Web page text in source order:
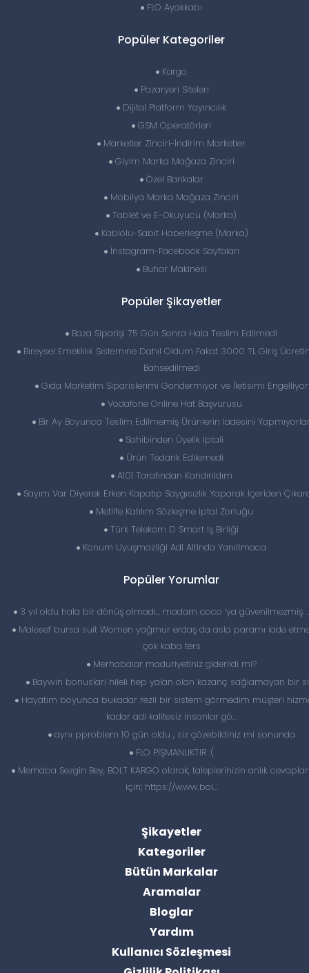
FLO Ayakkabı
Popüler Kategoriler
Kargo
Pazaryeri Siteleri
Dijital Platform Yayıncılık
GSM Operatörleri
Marketler Zinciri-İndirim Marketler
Giyim Marka Mağaza Zinciri
Özel Bankalar
Mobilya Marka Mağaza Zinciri
Tablet ve E-Okuyucu (Marka)
Kablolu-Sabit Haberleşme (Marka)
İnstagram-Facebook Sayfaları
Buhar Makinesi
Popüler Şikayetler
Baza Siparişi 75 Gün Sonra Hala Teslim Edilmedi
Bıreysel Emeklılık Sıstemıne Dahıl Oldum Fakat 3000 TL Giriş
Bahsedilmedi
Gıda Marketim Siparislerimi Gondermiyor ve İletisimi Engelliyor
Vodafone Online Hat Başvurusu
Bir Ay Boyunca Teslim Edilmemiş Ürünlerin Iadesini
Sahibinden Üyelik Iptali
Ürün Tedarik Edilemedi
A101 Tarafından Kandırıldım
Sayım Var Diyerek Erken Kapatıp Saygısızlık Yaparak Içeriden
Metlife Katılım Sözleşme Iptal Zorluğu
Türk Telekom D Smart Iş Birliği
Konum Uyuşmazliği Adi Altinda Yanıltmaca
Popüler Yorumlar
3 yıl oldu hala bir dönüş olmadı… madam coco ‘ya güvenilmezmiş
Malesef bursa suit Women yağmur erdaş da asla paramı iade
çok kaba ters
Merhabalar maduriyetiniz giderildi mi?
Baywin bonuslari hileli hep yalan olan kazanç sağlamayan bir
Hayatım boyunca bukadar rezil bir sistem görmedim müşteri
kadar adi kalitesiz insanlar gö...
aynı pproblem 10 gün oldu , siz çözebildiniz mi sonunda
FLO PİŞMANLIKTIR :(
Merhaba Sezgin Bey, BOLT KARGO olarak, taleplerinizin anlık
için; https://www.bol...
Şikayetler
Kategoriler
Bütün Markalar
Aramalar
Bloglar
Yardım
Kullanıcı Sözleşmesi